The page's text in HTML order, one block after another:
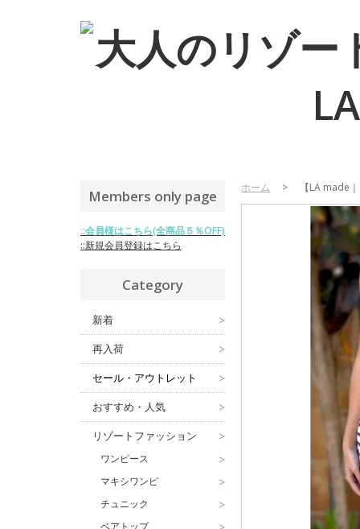
ホーム > 【LA made
Members only page
::会員様はこちら(全商品５％OFF)
::新規会員登録はこちら
Category
新着 >
再入荷 >
セール・アウトレット >
おすすめ・人気 >
リゾートファッション >
ワンピース >
マキシワンピ >
チュニック >
ベアトップ